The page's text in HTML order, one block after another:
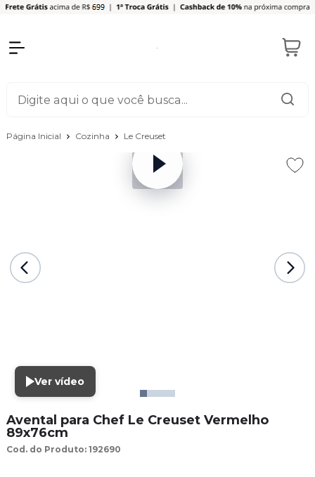
Página Inicial Cozinha Le Creuset
Ver vídeo
Avental para Chef Le Creuset Vermelho
89x76cm
Cod. do Produto: 192690